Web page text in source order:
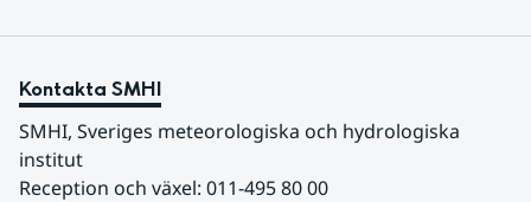
Kontakta SMHI
SMHI, Sveriges meteorologiska och hydrologiska
institut
Reception och växel: 011-495 80 00